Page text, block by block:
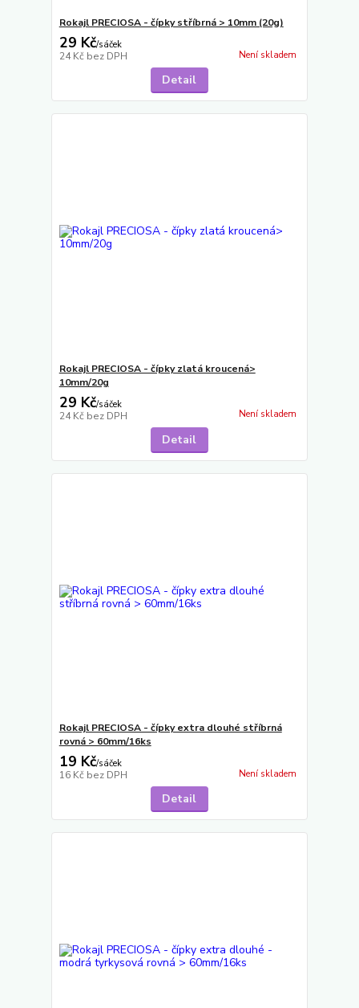
Rokajl PRECIOSA - čípky stříbrná > 10mm (20g)
29 Kč/sáček
24 Kč bez DPH Není skladem
Detail
Rokajl PRECIOSA - čípky zlatá kroucená>
10mm/20g
29 Kč/sáček
24 Kč bez DPH Není skladem
Detail
Rokajl PRECIOSA - čípky extra dlouhé stříbrná
rovná > 60mm/16ks
19 Kč/sáček
16 Kč bez DPH Není skladem
Detail